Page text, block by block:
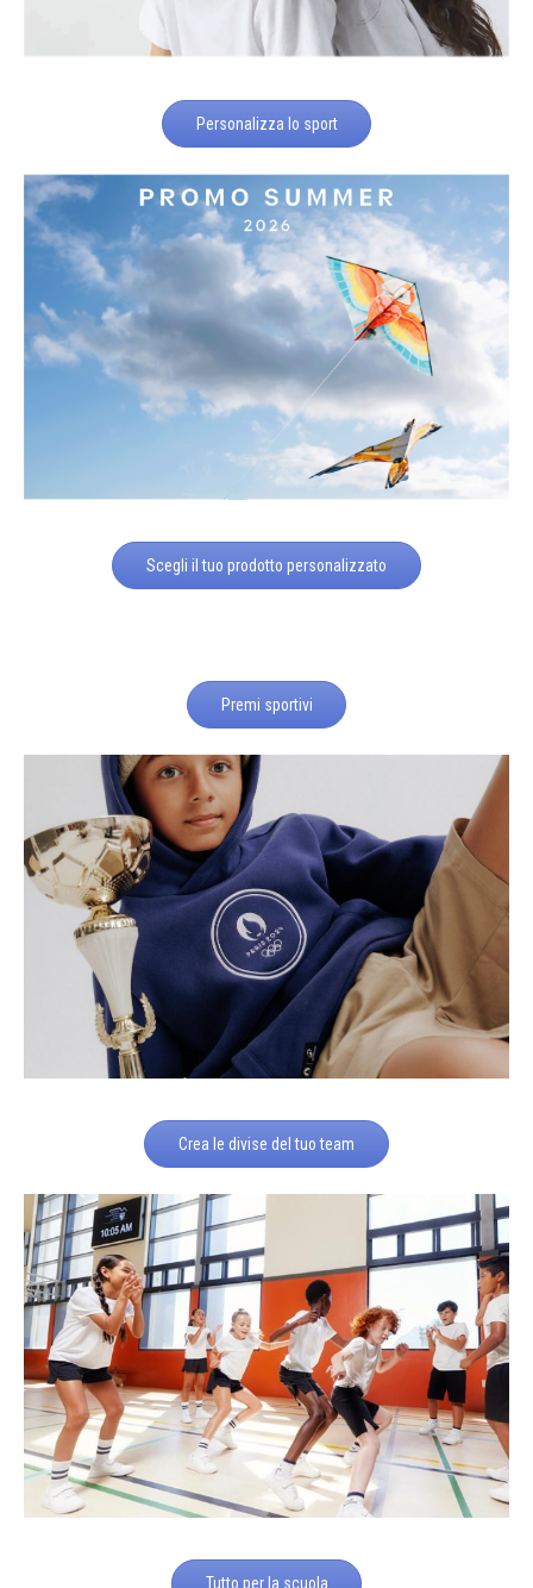
Personalizza lo sport
Scegli il tuo prodotto personalizzato
Premi sportivi
Crea le divise del tuo team
Tutto per la scuola